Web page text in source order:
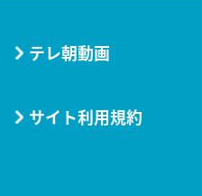
テレ朝動画
サイト利用規約